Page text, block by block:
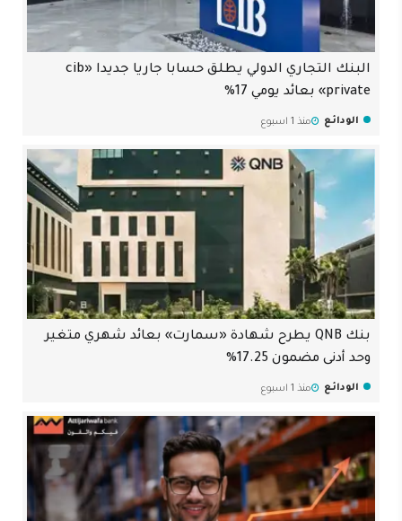
البنك التجاري الدولي يطلق حسابا جاريا جديدا «cib
private» بعائد يومي 17%
الودائع منذ 1 اسبوع
بنك QNB يطرح شهادة «سمارت» بعائد شهري متغير
وحد أدنى مضمون 17.25%
الودائع منذ 1 اسبوع